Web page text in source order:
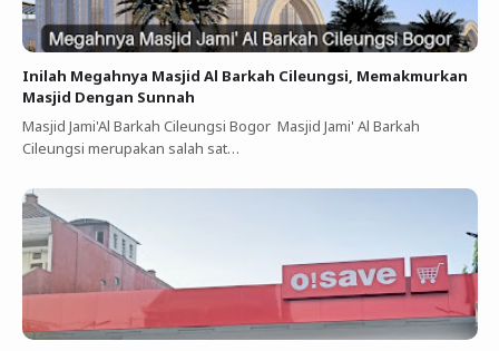
Inilah Megahnya Masjid Al Barkah Cileungsi, Memakmurkan
Masjid Dengan Sunnah
Masjid Jami'Al Barkah Cileungsi Bogor Masjid Jami' Al Barkah
Cileungsi merupakan salah sat…